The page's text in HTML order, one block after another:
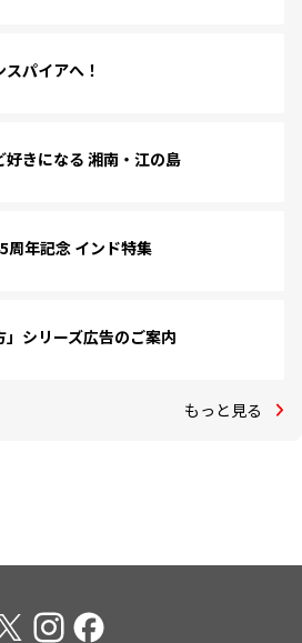
パイアへ！
好きになる 湘南・江の島
周年記念 インド特集
」シリーズ広告のご案内
もっと見る